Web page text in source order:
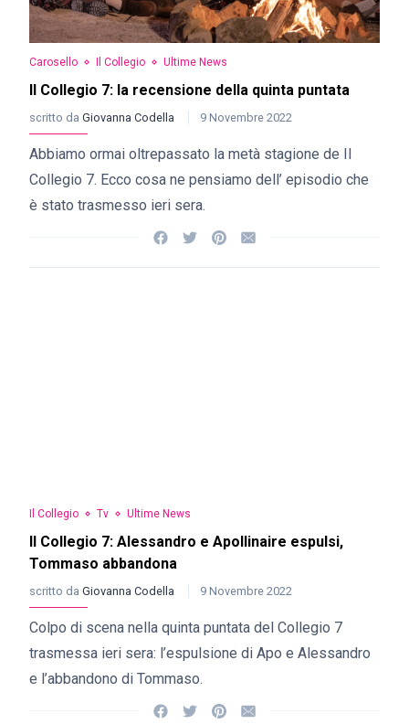
Carosello Il Collegio Ultime News
Il Collegio 7: la recensione della quinta puntata
scritto da Giovanna Codella 9 Novembre 2022
Abbiamo ormai oltrepassato la metà stagione de Il
Collegio 7. Ecco cosa ne pensiamo dell’ episodio che
è stato trasmesso ieri sera.
Il Collegio Tv Ultime News
Il Collegio 7: Alessandro e Apollinaire espulsi,
Tommaso abbandona
scritto da Giovanna Codella 9 Novembre 2022
Colpo di scena nella quinta puntata del Collegio 7
trasmessa ieri sera: l’espulsione di Apo e Alessandro
e l’abbandono di Tommaso.